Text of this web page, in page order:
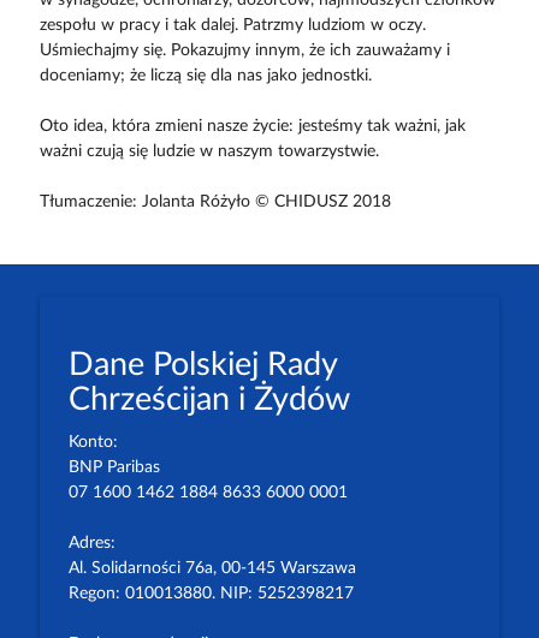
zespołu w pracy i tak dalej. Patrzmy ludziom w oczy.
Uśmiechajmy się. Pokazujmy innym, że ich zauważamy i
doceniamy; że liczą się dla nas jako jednostki.
Oto idea, która zmieni nasze życie: jesteśmy tak ważni, jak
ważni czują się ludzie w naszym towarzystwie.
Tłumaczenie: Jolanta Różyło © CHIDUSZ 2018
Dane Polskiej Rady
Chrześcijan i Żydów
Konto:
BNP Paribas
07 1600 1462 1884 8633 6000 0001
Adres:
Al. Solidarności 76a, 00-145 Warszawa
Regon: 010013880. NIP: 5252398217